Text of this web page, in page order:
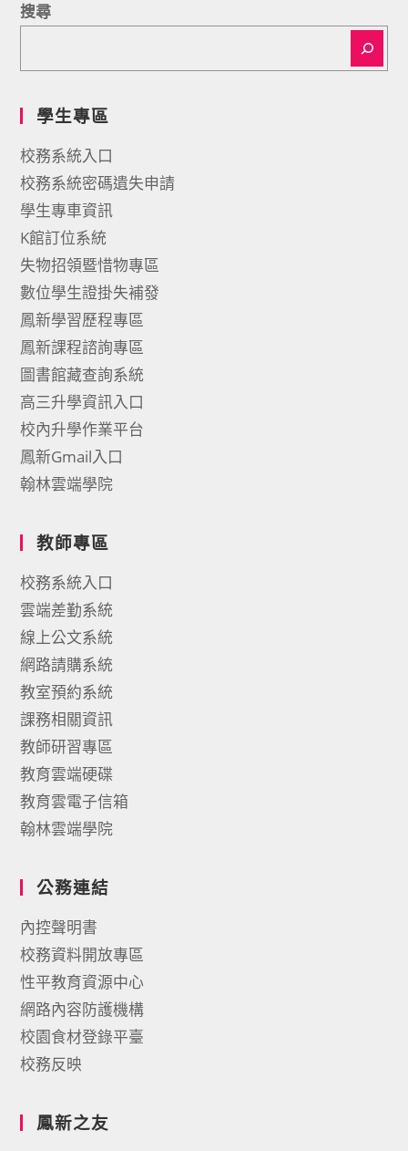
搜尋
學生專區
校務系統入口
校務系統密碼遺失申請
學生專車資訊
K館訂位系統
失物招領暨惜物專區
數位學生證掛失補發
鳳新學習歷程專區
鳳新課程諮詢專區
圖書館藏查詢系統
高三升學資訊入口
校內升學作業平台
鳳新Gmail入口
翰林雲端學院
教師專區
校務系統入口
雲端差勤系統
線上公文系統
網路請購系統
教室預約系統
課務相關資訊
教師研習專區
教育雲端硬碟
教育雲電子信箱
翰林雲端學院
公務連結
內控聲明書
校務資料開放專區
性平教育資源中心
網路內容防護機構
校園食材登錄平臺
校務反映
鳳新之友